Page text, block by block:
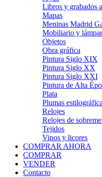
Libros y grabados
Mapas
Meninas Madrid
Mobiliario y
Objetos
Obra gráfica
Pintura Siglo XIX
Pintura Siglo XX
Pintura Siglo XXI
Pintura de Alta
Plata
Plumas
Relojes
Relojes de
Tejidos
Vinos y licores
COMPRAR AHORA
COMPRAR
VENDER
Contacto